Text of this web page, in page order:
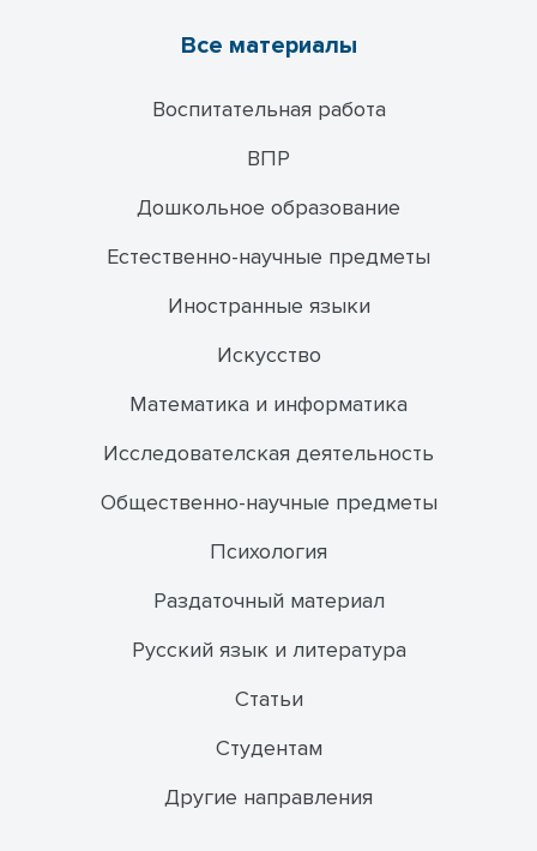
Все материалы
Воспитательная работа
ВПР
Дошкольное образование
Естественно-научные предметы
Иностранные языки
Искусство
Математика и информатика
Исследователская деятельность
Общественно-научные предметы
Психология
Раздаточный материал
Русский язык и литература
Статьи
Студентам
Другие направления